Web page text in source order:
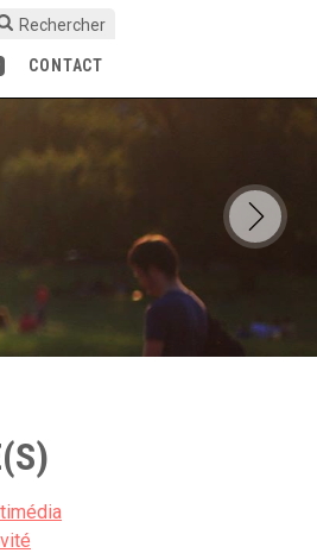
Rechercher
CONTACT